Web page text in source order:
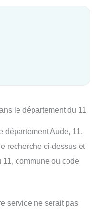
le département du 11
département Aude, 11,
recherche ci-dessus et
commune ou code
service ne serait pas